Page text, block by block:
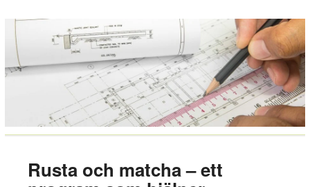
OUTSOURCA
BLOGG
Rusta och matcha – ett